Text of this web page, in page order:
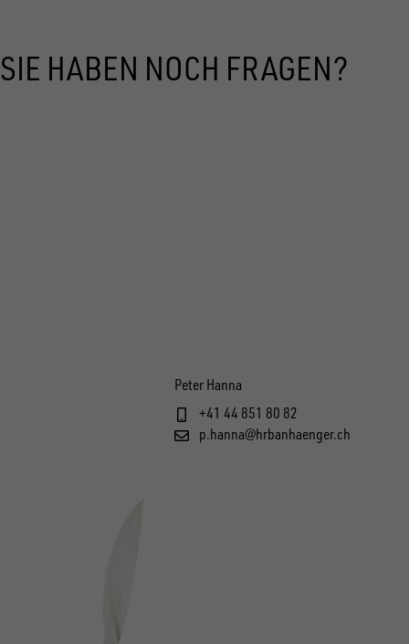
SIE HABEN NOCH FRAGEN?
Peter Hanna
+41 44 851 80 82
p.hanna@hrbanhaenger.ch